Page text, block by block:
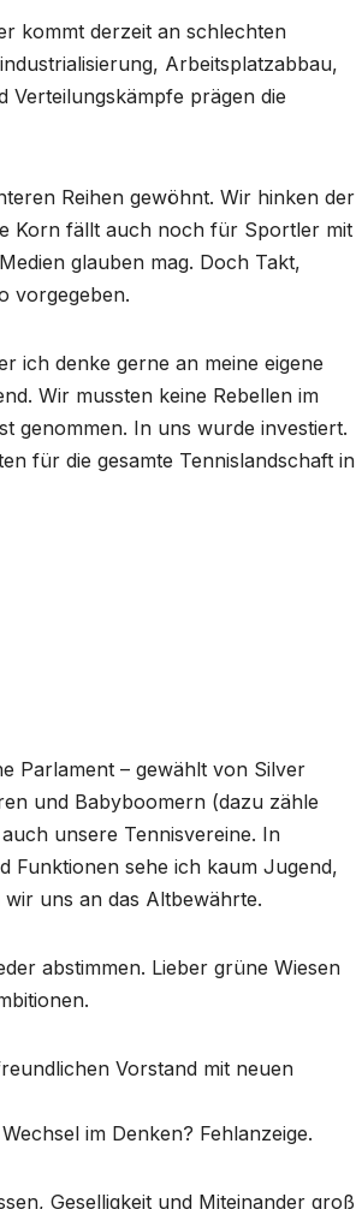
kommt derzeit an schlechten
Arbeitsplatzabbau,
Verteilungskämpfe prägen die
Reihen gewöhnt. Wir hinken der
Korn fällt auch noch für Sportler mit
glauben mag. Doch Takt,
vorgegeben.
ich denke gerne an meine eigene
Wir mussten keine Rebellen im
genommen. In uns wurde investiert.
für die gesamte Tennislandschaft in
Parlament – gewählt von Silver
und Babyboomern (dazu zähle
unsere Tennisvereine. In
Funktionen sehe ich kaum Jugend,
uns an das Altbewährte.
abstimmen. Lieber grüne Wiesen
Vorstand mit neuen
im Denken? Fehlanzeige.
Geselligkeit und Miteinander groß